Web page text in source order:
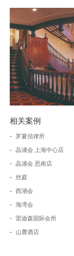
相关案例
- 罗夏信律所
- 晶浦会 上海中心店
- 晶浦会 思南店
- 丝庭
- 西湖会
- 海湾会
- 雷迪森国际会所
-
山麓酒店